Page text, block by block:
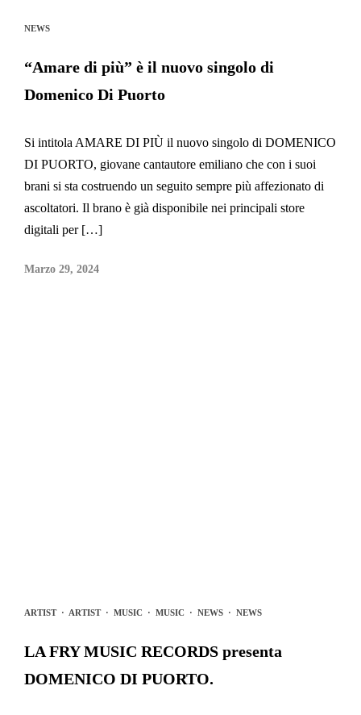
NEWS
“Amare di più” è il nuovo singolo di
Domenico Di Puorto
Si intitola AMARE DI PIÙ il nuovo singolo di DOMENICO
DI PUORTO, giovane cantautore emiliano che con i suoi
brani si sta costruendo un seguito sempre più affezionato di
ascoltatori. Il brano è già disponibile nei principali store
digitali per […]
Marzo 29, 2024
ARTIST· ARTIST· MUSIC · MUSIC · NEWS · NEWS
LA FRY MUSIC RECORDS presenta
DOMENICO DI PUORTO.